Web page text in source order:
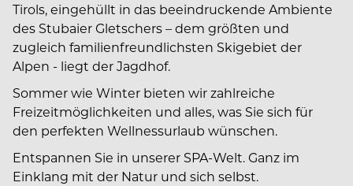
Tirols, eingehüllt in das beeindruckende Ambiente
des Stubaier Gletschers – dem größten und
zugleich familienfreundlichsten Skigebiet der
Alpen - liegt der Jagdhof.
Sommer wie Winter bieten wir zahlreiche
Freizeitmöglichkeiten und alles, was Sie sich für
den perfekten Wellnessurlaub wünschen.
Entspannen Sie in unserer SPA-Welt. Ganz im
Einklang mit der Natur und sich selbst.